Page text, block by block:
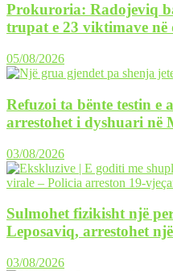
Prokuroria: Radojeviq
trupat e 23 viktimave në
05/08/2026
Refuzoi ta bënte testin e
arrestohet i dyshuari në
03/08/2026
Sulmohet fizikisht një
Leposaviq, arrestohet
03/08/2026